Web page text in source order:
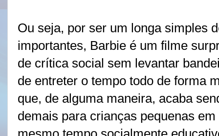
Ou seja, por ser um longa simples
importantes, Barbie é um filme
de crítica social sem levantar
de entreter o tempo todo de forma
que, de alguma maneira, acaba
demais para crianças pequenas